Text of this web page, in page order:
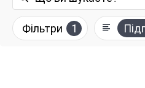
Фільтри 1